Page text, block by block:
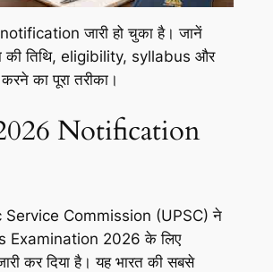
जारी हो चुका है। जानें
की तिथि, eligibility, syllabus और
का पूरा तरीका।
Notification
Service Commission (UPSC) ने
Examination 2026 के लिए
कर दिया है। यह भारत की सबसे